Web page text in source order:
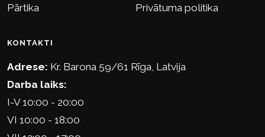
Pārtika
Privātuma politika
KONTAKTI
Adrese: Kr. Barona 59/61 Rīga, Latvija
Darba laiks:
I-V 10:00 - 20:00
VI 10:00 - 18:00